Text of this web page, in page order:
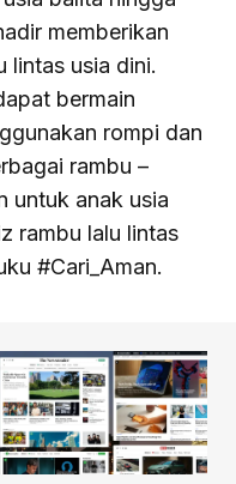
memberikan
lintas usia dini.
bermain
rompi dan
rambu –
untuk anak usia
rambu lalu lintas
#Cari_Aman.